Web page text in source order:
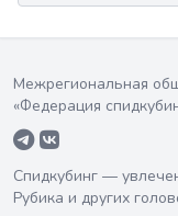
Межрегиональная
«Федерация
Спидкубинг —
Рубика и других